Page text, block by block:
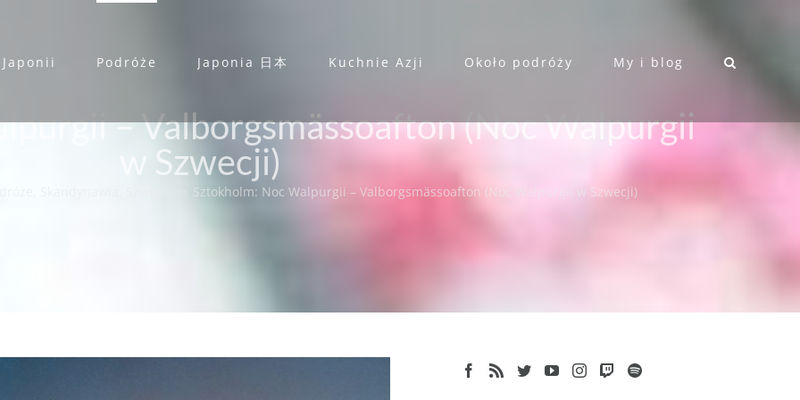
Podróże Japonia 日本 Kuchnie Azji Około podróży My i blog
– Valborgsmässoafton (Noc Walpurgii
w Szwecji)
Sztokholm: Noc Walpurgii – Valborgsmässoafton (Noc Walpurgii w Szwecji)